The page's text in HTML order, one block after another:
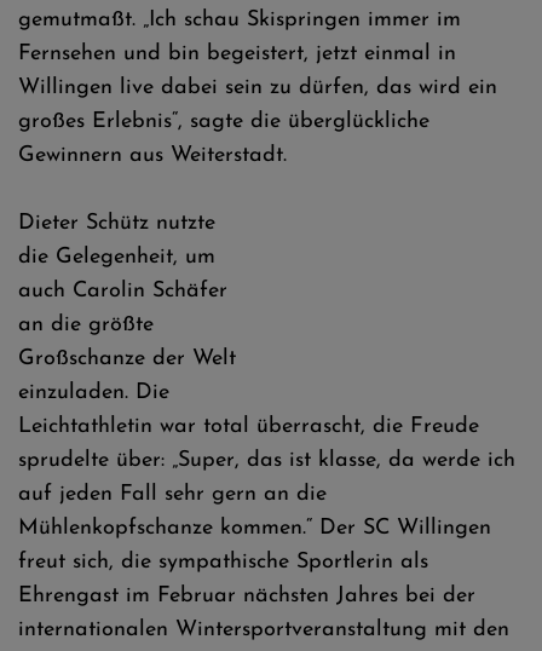
gemutmaßt. „Ich schau Skispringen immer im
Fernsehen und bin begeistert, jetzt einmal in
Willingen live dabei sein zu dürfen, das wird ein
großes Erlebnis“, sagte die überglückliche
Gewinnern aus Weiterstadt.
Dieter Schütz nutzte
die Gelegenheit, um
auch Carolin Schäfer
an die größte
Großschanze der Welt
einzuladen. Die
Leichtathletin war total überrascht, die Freude
sprudelte über: „Super, das ist klasse, da werde ich
auf jeden Fall sehr gern an die
Mühlenkopfschanze kommen.“ Der SC Willingen
freut sich, die sympathische Sportlerin als
Ehrengast im Februar nächsten Jahres bei der
internationalen Wintersportveranstaltung mit den